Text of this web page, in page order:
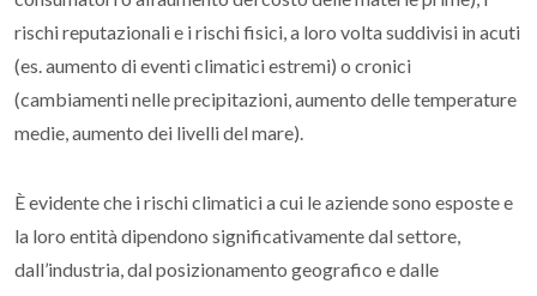
rischi reputazionalie irischi fisici, a loro volta suddivisi inacuti
(es. aumento di eventi climatici estremi) o cronici
(cambiamenti nelle precipitazioni, aumento delle temperature
medie, aumento dei livelli del mare).
È evidente che i rischi climatici a cui le aziende sono esposte e
la loro entità dipendono significativamente dal settore,
dall’industria, dal posizionamento geografico e dalle